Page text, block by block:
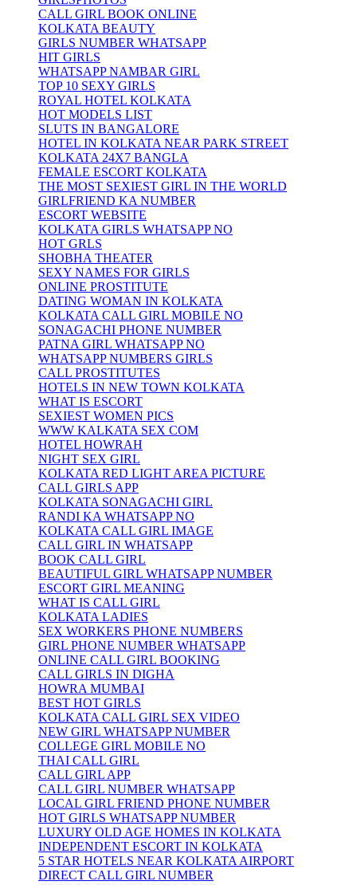
CALL GIRL BOOK ONLINE
KOLKATA BEAUTY
GIRLS NUMBER WHATSAPP
HIT GIRLS
WHATSAPP NAMBAR GIRL
TOP 10 SEXY GIRLS
ROYAL HOTEL KOLKATA
HOT MODELS LIST
SLUTS IN BANGALORE
HOTEL IN KOLKATA NEAR PARK STREET
KOLKATA 24X7 BANGLA
FEMALE ESCORT KOLKATA
THE MOST SEXIEST GIRL IN THE WORLD
GIRLFRIEND KA NUMBER
ESCORT WEBSITE
KOLKATA GIRLS WHATSAPP NO
HOT GRLS
SHOBHA THEATER
SEXY NAMES FOR GIRLS
ONLINE PROSTITUTE
DATING WOMAN IN KOLKATA
KOLKATA CALL GIRL MOBILE NO
SONAGACHI PHONE NUMBER
PATNA GIRL WHATSAPP NO
WHATSAPP NUMBERS GIRLS
CALL PROSTITUTES
HOTELS IN NEW TOWN KOLKATA
WHAT IS ESCORT
SEXIEST WOMEN PICS
WWW KALKATA SEX COM
HOTEL HOWRAH
NIGHT SEX GIRL
KOLKATA RED LIGHT AREA PICTURE
CALL GIRLS APP
KOLKATA SONAGACHI GIRL
RANDI KA WHATSAPP NO
KOLKATA CALL GIRL IMAGE
CALL GIRL IN WHATSAPP
BOOK CALL GIRL
BEAUTIFUL GIRL WHATSAPP NUMBER
ESCORT GIRL MEANING
WHAT IS CALL GIRL
KOLKATA LADIES
SEX WORKERS PHONE NUMBERS
GIRL PHONE NUMBER WHATSAPP
ONLINE CALL GIRL BOOKING
CALL GIRLS IN DIGHA
HOWRA MUMBAI
BEST HOT GIRLS
KOLKATA CALL GIRL SEX VIDEO
NEW GIRL WHATSAPP NUMBER
COLLEGE GIRL MOBILE NO
THAI CALL GIRL
CALL GIRL APP
CALL GIRL NUMBER WHATSAPP
LOCAL GIRL FRIEND PHONE NUMBER
HOT GIRLS WHATSAPP NUMBER
LUXURY OLD AGE HOMES IN KOLKATA
INDEPENDENT ESCORT IN KOLKATA
5 STAR HOTELS NEAR KOLKATA AIRPORT
DIRECT CALL GIRL NUMBER